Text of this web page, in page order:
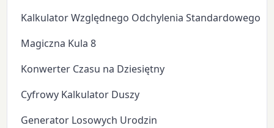
Kalkulator Względnego Odchylenia Standardowego
Magiczna Kula 8
Konwerter Czasu na Dziesiętny
Cyfrowy Kalkulator Duszy
Generator Losowych Urodzin